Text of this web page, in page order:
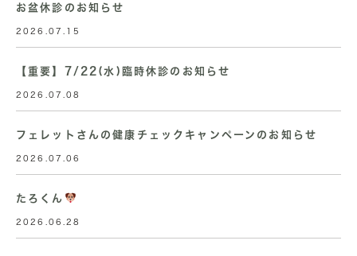
お盆休診のお知らせ
2026.07.15
【重要】7/22(水)臨時休診のお知らせ
2026.07.08
フェレットさんの健康チェックキャンペーンのお知らせ
2026.07.06
たろくん
2026.06.28